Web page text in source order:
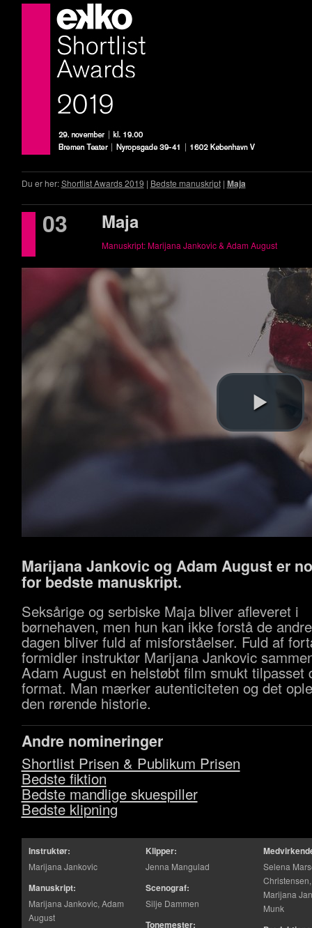
Du er her:Shortlist Awards 2019 | Bedste manuskript| Maja
03 Maja
Manuskript: Marijana Jankovic & Adam August
Marijana Jankovic og Adam August er
for bedste manuskript.
Seksårige og serbiske Maja bliver afleveret i
børnehaven, men hun kan ikke forstå de
dagen bliver fuld af misforståelser. Fuld af
formidler instruktør Marijana Jankovic
Adam August en helstøbt film smukt tilpasset
format. Man mærker autenticiteten og det
den rørende historie.
Andre nomineringer
Shortlist Prisen & Publikum Prisen
Bedste fiktion
Bedste mandlige skuespiller
Bedste klipning
Instruktør:
Marijana Jankovic
Manuskript:
Marijana Jankovic, Adam
August
Klipper:
Jenna Mangulad
Scenograf:
Silje Dammen
Tonemester:
Selena
Marijana
Munk